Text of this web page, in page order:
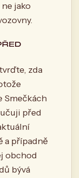
jako
zda
Smečkách
před
a případně
obchod
bývá